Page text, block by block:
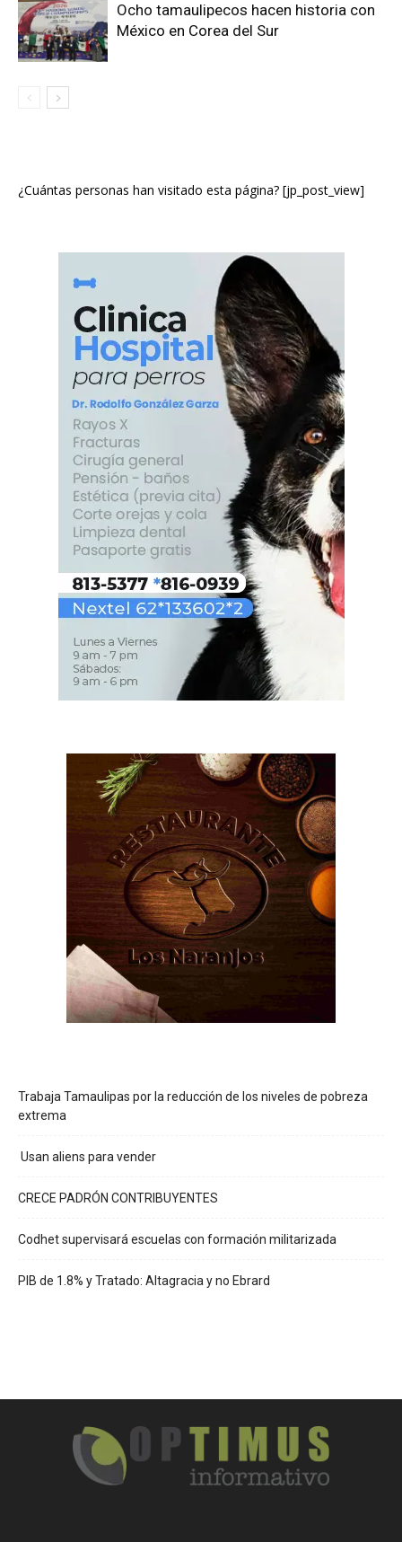
Ocho tamaulipecos hacen historia con
México en Corea del Sur
¿Cuántas personas han visitado esta página? [jp_post_view]
Trabaja Tamaulipas por la reducción de los niveles de pobreza
extrema
Usan aliens para vender
CRECE PADRÓN CONTRIBUYENTES
Codhet supervisará escuelas con formación militarizada
PIB de 1.8% y Tratado: Altagracia y no Ebrard